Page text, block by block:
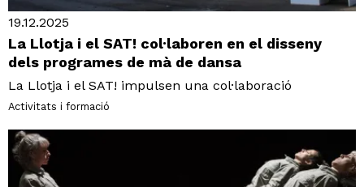
19.12.2025
La Llotja i el SAT! col·laboren en el disseny
dels programes de mà de dansa
La Llotja i el SAT! impulsen una col·laboració
Activitats i formació